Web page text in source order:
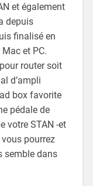
et également
depuis
finalisé en
et PC.
router soit
d’ampli
box favorite
pédale de
votre STAN -et
pourrez
semble dans